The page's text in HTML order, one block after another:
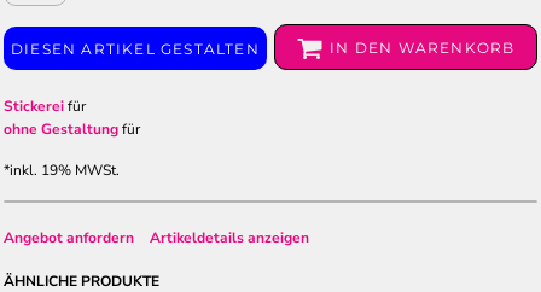
DIESEN ARTIKEL GESTALTEN IN DEN WARENKORB
Stickereifür
ohne Gestaltungfür
*inkl. 19% MWSt.
Angebot anfordern Artikeldetails anzeigen
ÄHNLICHE PRODUKTE